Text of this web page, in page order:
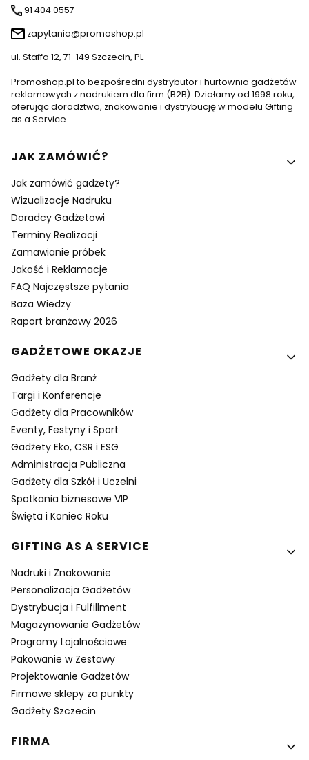
91 404 0557
zapytania@promoshop.pl
ul. Staffa 12, 71-149 Szczecin, PL
Promoshop.pl to bezpośredni dystrybutor i hurtownia gadżetów
reklamowych z nadrukiem dla firm (B2B). Działamy od 1998 roku,
oferując doradztwo, znakowanie i dystrybucję w modelu Gifting
as a Service.
Linki w stopce
JAK ZAMÓWIĆ?
Jak zamówić gadżety?
Wizualizacje Nadruku
Doradcy Gadżetowi
Terminy Realizacji
Zamawianie próbek
Jakość i Reklamacje
FAQ Najczęstsze pytania
Baza Wiedzy
Raport branżowy 2026
GADŻETOWE OKAZJE
Gadżety dla Branż
Targi i Konferencje
Gadżety dla Pracowników
Eventy, Festyny i Sport
Gadżety Eko, CSR i ESG
Administracja Publiczna
Gadżety dla Szkół i Uczelni
Spotkania biznesowe VIP
Święta i Koniec Roku
GIFTING AS A SERVICE
Nadruki i Znakowanie
Personalizacja Gadżetów
Dystrybucja i Fulfillment
Magazynowanie Gadżetów
Programy Lojalnościowe
Pakowanie w Zestawy
Projektowanie Gadżetów
Firmowe sklepy za punkty
Gadżety Szczecin
FIRMA